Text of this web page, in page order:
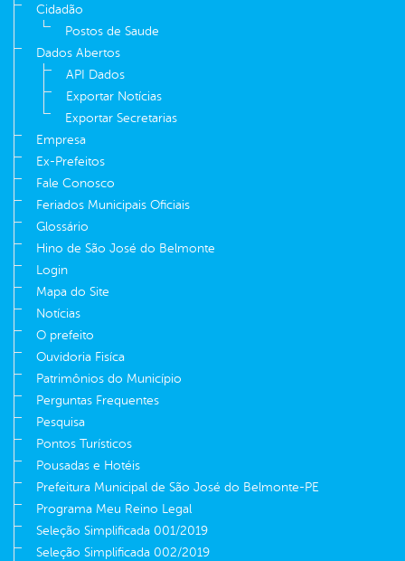
Cidadão
Postos de Saude
Dados Abertos
API Dados
Exportar Notícias
Exportar Secretarias
Empresa
Ex-Prefeitos
Fale Conosco
Feriados Municipais Oficiais
Glossário
Hino de São José do Belmonte
Login
Mapa do Site
Notícias
O prefeito
Ouvidoria Fisíca
Patrimônios do Município
Perguntas Frequentes
Pesquisa
Pontos Turísticos
Pousadas e Hotéis
Prefeitura Municipal de São José do Belmonte-PE
Programa Meu Reino Legal
Seleção Simplificada 001/2019
Seleção Simplificada 002/2019